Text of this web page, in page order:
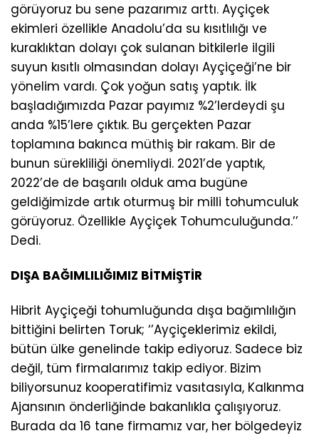
görüyoruz bu sene pazarımız arttı. Ayçiçek
ekimleri özellikle Anadolu’da su kısıtlılığı ve
kuraklıktan dolayı çok sulanan bitkilerle ilgili
suyun kısıtlı olmasından dolayı Ayçiçeği’ne bir
yönelim vardı. Çok yoğun satış yaptık. İlk
başladığımızda Pazar payımız %2’lerdeydi şu
anda %15’lere çıktık. Bu gerçekten Pazar
toplamına bakınca müthiş bir rakam. Bir de
bunun sürekliliği önemliydi. 2021’de yaptık,
2022’de de başarılı olduk ama bugüne
geldiğimizde artık oturmuş bir milli tohumculuk
görüyoruz. Özellikle Ayçiçek Tohumculuğunda.’’
Dedi.
DIŞA BAĞIMLILIĞIMIZ BİTMİŞTİR
Hibrit Ayçiçeği tohumluğunda dışa bağımlılığın
bittiğini belirten Toruk; ‘’Ayçiçeklerimiz ekildi,
bütün ülke genelinde takip ediyoruz. Sadece biz
değil, tüm firmalarımız takip ediyor. Bizim
biliyorsunuz kooperatifimiz vasıtasıyla, Kalkınma
Ajansının önderliğinde bakanlıkla çalışıyoruz.
Burada da 16 tane firmamız var, her bölgedeyiz